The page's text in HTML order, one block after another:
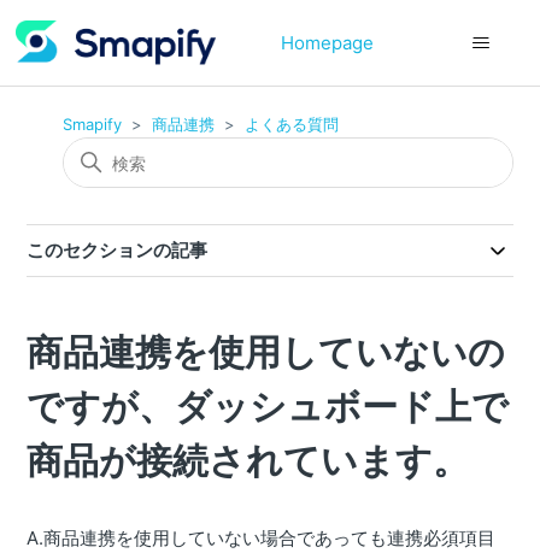
Homepage
Smapify 商品連携 よくある質問
このセクションの記事
商品連携を使用していないの
ですが、ダッシュボード上で
商品が接続されています。
A.商品連携を使用していない場合であっても連携必須項目